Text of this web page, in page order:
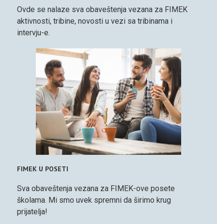
Ovde se nalaze sva obaveštenja vezana za FIMEK
aktivnosti, tribine, novosti u vezi sa tribinama i
intervju-e.
FIMEK U POSETI
Sva obaveštenja vezana za FIMEK-ove posete
školama. Mi smo uvek spremni da širimo krug
prijatelja!